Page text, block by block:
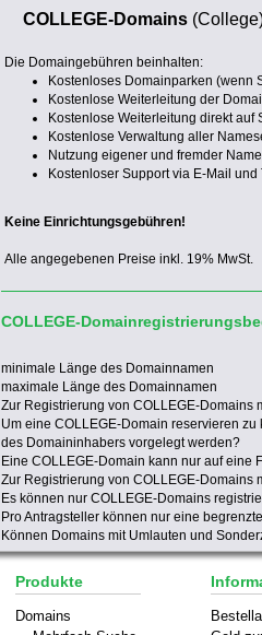
COLLEGE-Domains
Die Domaingebühren beinhalten:
Kostenloses Domainparken (wenn
Kostenlose Weiterleitung der
Kostenlose Weiterleitung direkt auf
Kostenlose Verwaltung aller
Nutzung eigener und fremder
Kostenloser Support via E-Mail und
Keine Einrichtungsgebühren!
Alle angegebenen Preise inkl. 19% MwSt.
COLLEGE-
minimale Länge des Domainnamen
maximale Länge des Domainnamen
Zur Registrierung von COLLEGE-
Um eine COLLEGE-Domain reservieren
des Domaininhabers vorgelegt werden?
Eine COLLEGE-Domain kann nur auf eine
Zur Registrierung von COLLEGE-Domains
Es können nur COLLEGE-Domains
Pro Antragsteller können nur eine
Können Domains mit Umlauten und
Produkte
Domains